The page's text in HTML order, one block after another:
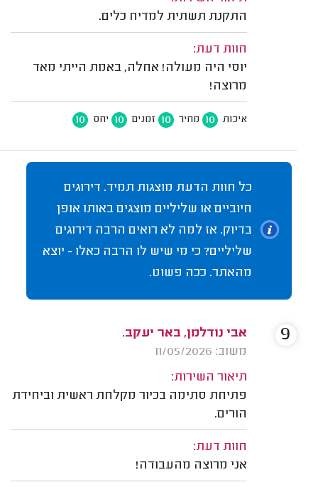
התקנת תשתית למדיח כלים.
חוות דעת:
יוסי היה מעולה! אחלה, באמת הייתי מאד
מרוצה!
איכות 10 מחיר 10 זמנים 10 יחס 10
כל חוות הדעת מוצגות תמיד. דירוגים
חיוביים או שליליים מוצגים באותו אופן
בדיוק. אז למה לא רואים הרבה דירוגים
שליליים? כי מי שיש לו הרבה כאלו - יוצא
מהאתר. ככה פשוט.
אבי נודלמן, באר יעקב.
משוב: 11/05/2026
תיאור השירות:
פתיחת סתימה בכיור מקלחת ראשית וביחידת
הורים.
חוות דעת:
אני מרוצה מהעבודה!
9